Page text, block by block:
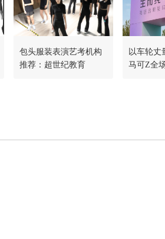
包头服装表演艺考机构
推荐：超世纪教育
以车轮丈
马可Z全